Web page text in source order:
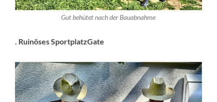
Gut behütet nach der Bauabnahme
. Ruinöses SportplatzGate